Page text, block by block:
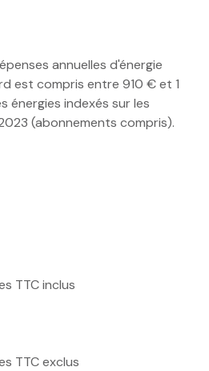
annuelles d'énergie
est compris entre 910 € et 1
énergies indexés sur les
(abonnements compris).
TTC inclus
TTC exclus